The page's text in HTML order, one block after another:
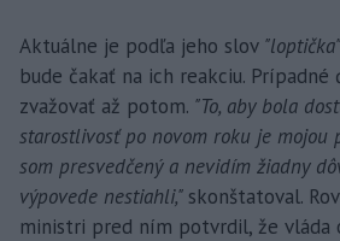
Aktuálne je podľa jeho slov "loptička"
bude čakať na ich reakciu.
zvažovať až potom. "To, aby bola
starostlivosť po novom roku je mojou
som presvedčený a nevidím žiadny
výpovede nestiahli," skonštatoval.
ministri pred ním potvrdil, že vláda